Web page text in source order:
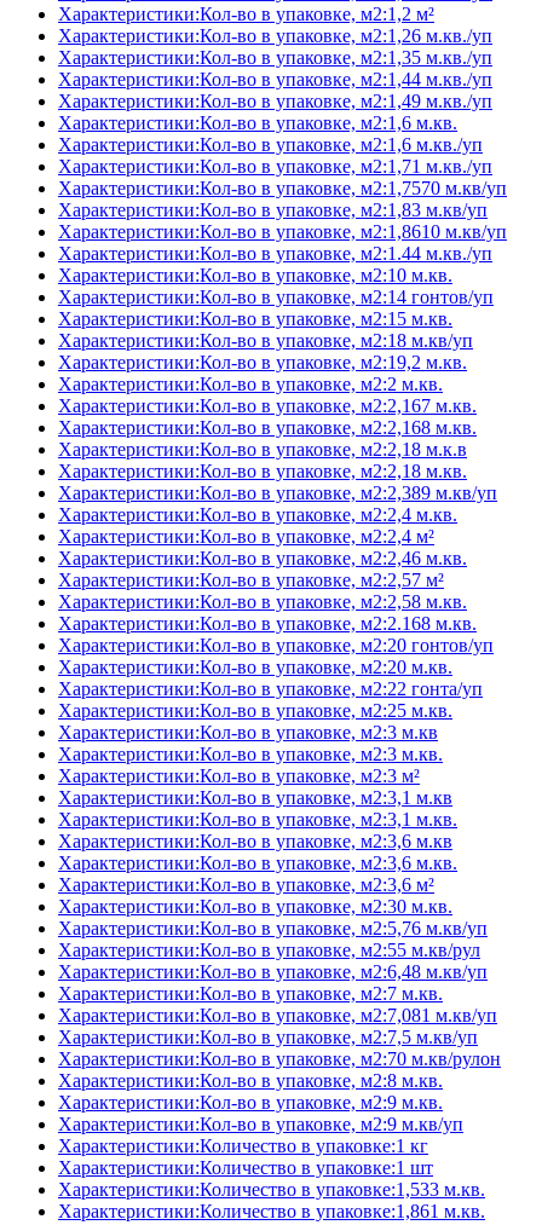
Характеристики:Кол-во в упаковке, м2:1,2 м²
Характеристики:Кол-во в упаковке, м2:1,26 м.кв./уп
Характеристики:Кол-во в упаковке, м2:1,35 м.кв./уп
Характеристики:Кол-во в упаковке, м2:1,44 м.кв./уп
Характеристики:Кол-во в упаковке, м2:1,49 м.кв./уп
Характеристики:Кол-во в упаковке, м2:1,6 м.кв.
Характеристики:Кол-во в упаковке, м2:1,6 м.кв./уп
Характеристики:Кол-во в упаковке, м2:1,71 м.кв./уп
Характеристики:Кол-во в упаковке, м2:1,7570 м.кв/уп
Характеристики:Кол-во в упаковке, м2:1,83 м.кв/уп
Характеристики:Кол-во в упаковке, м2:1,8610 м.кв/уп
Характеристики:Кол-во в упаковке, м2:1.44 м.кв./уп
Характеристики:Кол-во в упаковке, м2:10 м.кв.
Характеристики:Кол-во в упаковке, м2:14 гонтов/уп
Характеристики:Кол-во в упаковке, м2:15 м.кв.
Характеристики:Кол-во в упаковке, м2:18 м.кв/уп
Характеристики:Кол-во в упаковке, м2:19,2 м.кв.
Характеристики:Кол-во в упаковке, м2:2 м.кв.
Характеристики:Кол-во в упаковке, м2:2,167 м.кв.
Характеристики:Кол-во в упаковке, м2:2,168 м.кв.
Характеристики:Кол-во в упаковке, м2:2,18 м.к.в
Характеристики:Кол-во в упаковке, м2:2,18 м.кв.
Характеристики:Кол-во в упаковке, м2:2,389 м.кв/уп
Характеристики:Кол-во в упаковке, м2:2,4 м.кв.
Характеристики:Кол-во в упаковке, м2:2,4 м²
Характеристики:Кол-во в упаковке, м2:2,46 м.кв.
Характеристики:Кол-во в упаковке, м2:2,57 м²
Характеристики:Кол-во в упаковке, м2:2,58 м.кв.
Характеристики:Кол-во в упаковке, м2:2.168 м.кв.
Характеристики:Кол-во в упаковке, м2:20 гонтов/уп
Характеристики:Кол-во в упаковке, м2:20 м.кв.
Характеристики:Кол-во в упаковке, м2:22 гонта/уп
Характеристики:Кол-во в упаковке, м2:25 м.кв.
Характеристики:Кол-во в упаковке, м2:3 м.кв
Характеристики:Кол-во в упаковке, м2:3 м.кв.
Характеристики:Кол-во в упаковке, м2:3 м²
Характеристики:Кол-во в упаковке, м2:3,1 м.кв
Характеристики:Кол-во в упаковке, м2:3,1 м.кв.
Характеристики:Кол-во в упаковке, м2:3,6 м.кв
Характеристики:Кол-во в упаковке, м2:3,6 м.кв.
Характеристики:Кол-во в упаковке, м2:3,6 м²
Характеристики:Кол-во в упаковке, м2:30 м.кв.
Характеристики:Кол-во в упаковке, м2:5,76 м.кв/уп
Характеристики:Кол-во в упаковке, м2:55 м.кв/рул
Характеристики:Кол-во в упаковке, м2:6,48 м.кв/уп
Характеристики:Кол-во в упаковке, м2:7 м.кв.
Характеристики:Кол-во в упаковке, м2:7,081 м.кв/уп
Характеристики:Кол-во в упаковке, м2:7,5 м.кв/уп
Характеристики:Кол-во в упаковке, м2:70 м.кв/рулон
Характеристики:Кол-во в упаковке, м2:8 м.кв.
Характеристики:Кол-во в упаковке, м2:9 м.кв.
Характеристики:Кол-во в упаковке, м2:9 м.кв/уп
Характеристики:Количество в упаковке:1 кг
Характеристики:Количество в упаковке:1 шт
Характеристики:Количество в упаковке:1,533 м.кв.
Характеристики:Количество в упаковке:1,861 м.кв.